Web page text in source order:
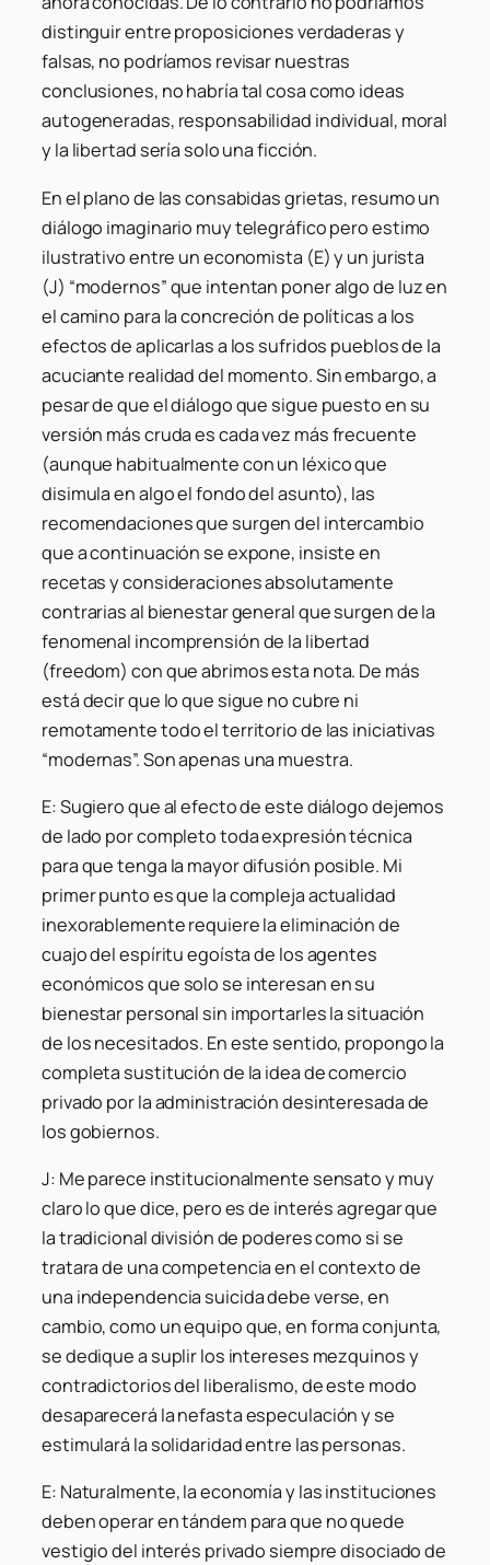
distinguir entre proposiciones verdaderas y
falsas, no podríamos revisar nuestras
conclusiones, no habría tal cosa como ideas
autogeneradas, responsabilidad individual, moral
y la libertad sería solo una ficción.
En el plano de las consabidas grietas, resumo un
diálogo imaginario muy telegráfico pero estimo
ilustrativo entre un economista (E) y un jurista
(J) “modernos” que intentan poner algo de luz en
el camino para la concreción de políticas a los
efectos de aplicarlas a los sufridos pueblos de la
acuciante realidad del momento. Sin embargo, a
pesar de que el diálogo que sigue puesto en su
versión más cruda es cada vez más frecuente
(aunque habitualmente con un léxico que
disimula en algo el fondo del asunto), las
recomendaciones que surgen del intercambio
que a continuación se expone, insiste en
recetas y consideraciones absolutamente
contrarias al bienestar general que surgen de la
fenomenal incomprensión de la libertad
(freedom) con que abrimos esta nota. De más
está decir que lo que sigue no cubre ni
remotamente todo el territorio de las iniciativas
“modernas”. Son apenas una muestra.
E: Sugiero que al efecto de este diálogo dejemos
de lado por completo toda expresión técnica
para que tenga la mayor difusión posible. Mi
primer punto es que la compleja actualidad
inexorablemente requiere la eliminación de
cuajo del espíritu egoísta de los agentes
económicos que solo se interesan en su
bienestar personal sin importarles la situación
de los necesitados. En este sentido, propongo la
completa sustitución de la idea de comercio
privado por la administración desinteresada de
los gobiernos.
J: Me parece institucionalmente sensato y muy
claro lo que dice, pero es de interés agregar que
la tradicional división de poderes como si se
tratara de una competencia en el contexto de
una independencia suicida debe verse, en
cambio, como un equipo que, en forma conjunta,
se dedique a suplir los intereses mezquinos y
contradictorios del liberalismo, de este modo
desaparecerá la nefasta especulación y se
estimulará la solidaridad entre las personas.
E: Naturalmente, la economía y las instituciones
deben operar en tándem para que no quede
vestigio del interés privado siempre disociado de